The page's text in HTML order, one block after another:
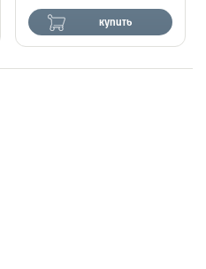
купить